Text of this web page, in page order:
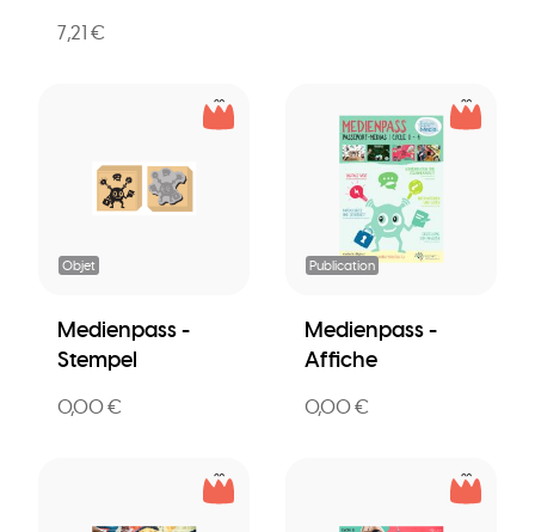
7,21 €
Objet
Medienpass -
Stempel
0,00 €
Publication
Medienpass -
Affiche
0,00 €